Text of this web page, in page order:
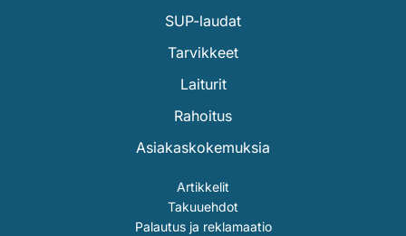
SUP-laudat
Tarvikkeet
Laiturit
Rahoitus
Asiakaskokemuksia
Artikkelit
Takuuehdot
Palautus ja reklamaatio